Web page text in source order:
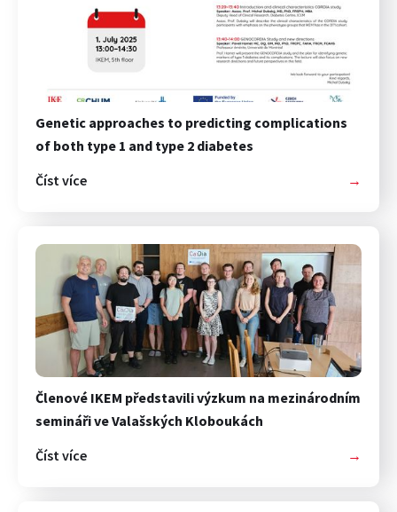
Genetic approaches to predicting complications
of both type 1 and type 2 diabetes
Číst více
→
Členové IKEM představili výzkum na mezinárodním
semináři ve Valašských Kloboukách
Číst více
→